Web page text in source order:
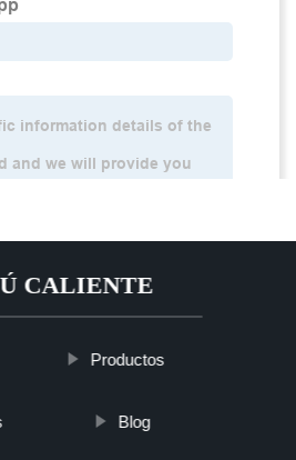
CALIENTE
Productos
Blog